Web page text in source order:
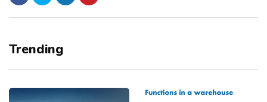
Trending